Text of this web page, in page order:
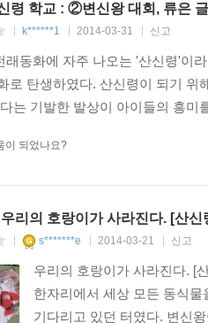
령 학교 : ②변신왕 대회, 류은
k******1 2014-03-31 신고
래동화에 자주 나오는 '산신령'이
로 탄생하였다. 산신령이 되기
는 기발한 발상이 아이들의 흥
이 되었나요?
리의 호랑이가 사라진다. [산
s*******e 2014-03-21 신고
우리의 호랑이가 사라진다. [
한자리에서 세상 모든 동식
기다리고 있던 터였다. 변신